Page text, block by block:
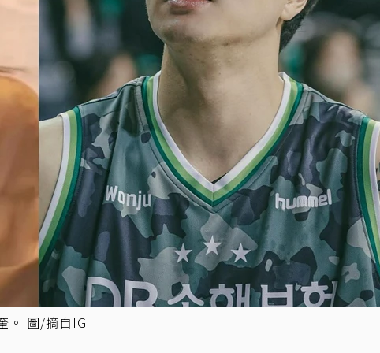
。 圖/摘自IG